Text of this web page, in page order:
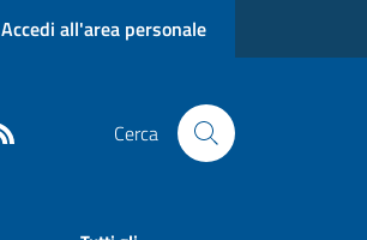
Accedi all'area personale
Cerca